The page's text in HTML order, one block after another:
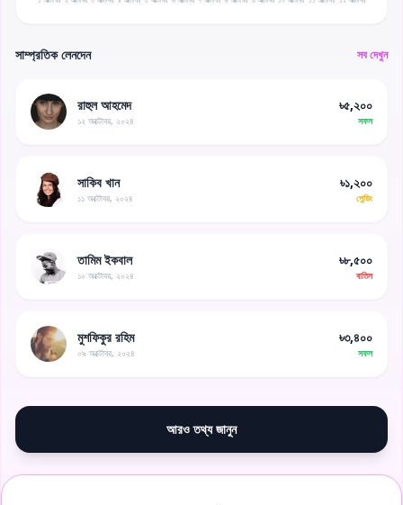
সাম্প্রতিক লেনদেন সব দেখুন
রাহুল আহমেদ
১২ অক্টোবর, ২০২৪
৳৫,২০০
সফল
সাকিব খান
১১ অক্টোবর, ২০২৪
৳১,২০০
পেন্ডিং
তামিম ইকবাল
১০ অক্টোবর, ২০২৪
৳৮,৫০০
বাতিল
মুশফিকুর রহিম
০৯ অক্টোবর, ২০২৪
৳৩,৪০০
সফল
আরও তথ্য জানুন